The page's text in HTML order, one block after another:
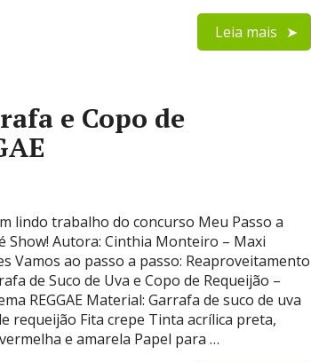
Leia mais
e Copo de
lindo trabalho do concurso Meu Passo a
Show! Autora: Cinthia Monteiro – Maxi
Vamos ao passo a passo: Reaproveitamento
de Suco de Uva e Copo de Requeijão –
REGGAE Material: Garrafa de suco de uva
requeijão Fita crepe Tinta acrílica preta,
e amarela Papel para …